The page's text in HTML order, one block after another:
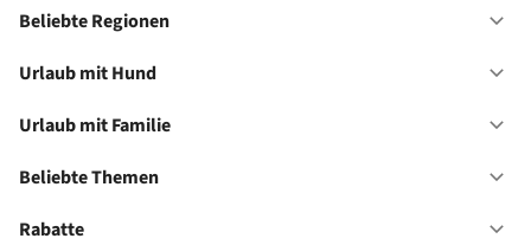
Beliebte Regionen
Urlaub mit Hund
Urlaub mit Familie
Beliebte Themen
Rabatte